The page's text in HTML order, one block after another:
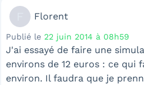
Florent
Publié le 22 juin 2014 à 08h59
J'ai essayé de faire une
environs de 12 euros : ce
environ. Il faudra que je